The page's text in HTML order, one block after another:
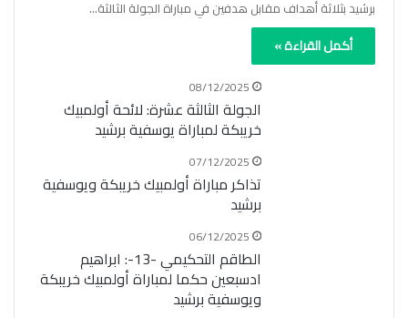
برشيد بثلاثة أهداف مقابل هدفين في مباراة الجولة الثالثة…
أكمل القراءة »
08/12/2025
الجولة الثالثة عشرة: لائحة أولمبيك
خريبكة لمباراة يوسفية برشيد
07/12/2025
تذاكر مباراة أولمبيك خريبكة ويوسفية
برشيد
06/12/2025
الطاقم التحكيمي -13-: ابراهيم
ادسبعين حكما لمباراة أولمبيك خريبكة
ويوسفية برشيد